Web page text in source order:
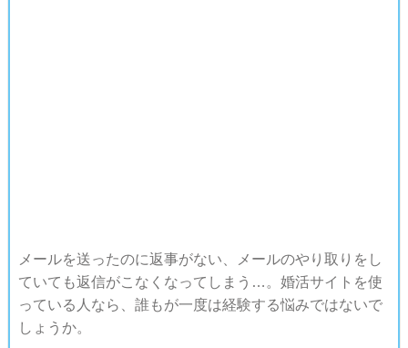
メールを送ったのに返事がない、メールのやり取りをし
ていても返信がこなくなってしまう…。婚活サイトを使
っている人なら、誰もが一度は経験する悩みではないで
しょうか。